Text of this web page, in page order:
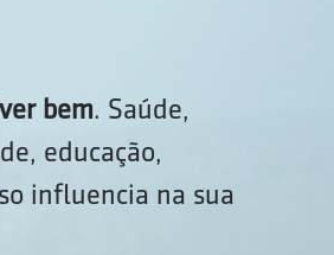
bem. Saúde,
educação,
influencia na sua